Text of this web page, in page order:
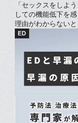
「セックスをしよ
しての機能低下を感じ
理由がわからないと、不安
になる原因はさま
二つが関係するEDです。 それぞれに異なる原
治療のためにはい
この記事では、混
EDの特徴、予防法